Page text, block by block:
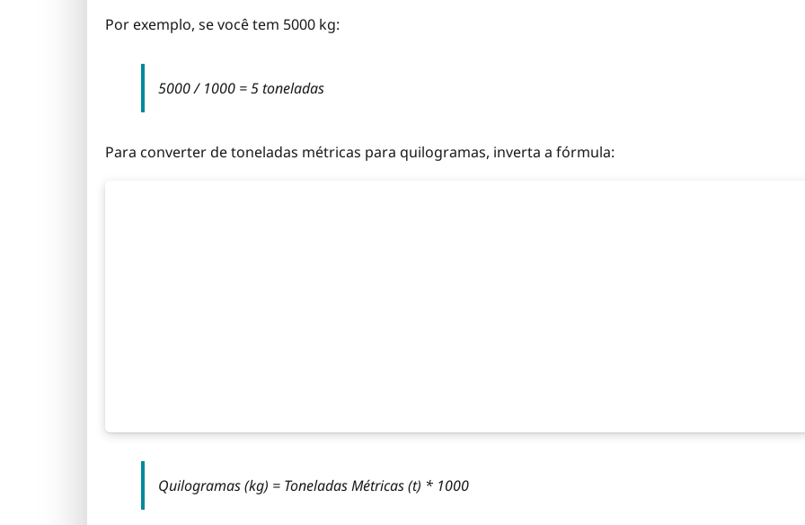
Por exemplo, se você tem 5000 kg:
5000 / 1000 = 5 toneladas
Para converter de toneladas métricas para quilogramas, inverta a fórmula:
Quilogramas (kg) = Toneladas Métricas (t) * 1000